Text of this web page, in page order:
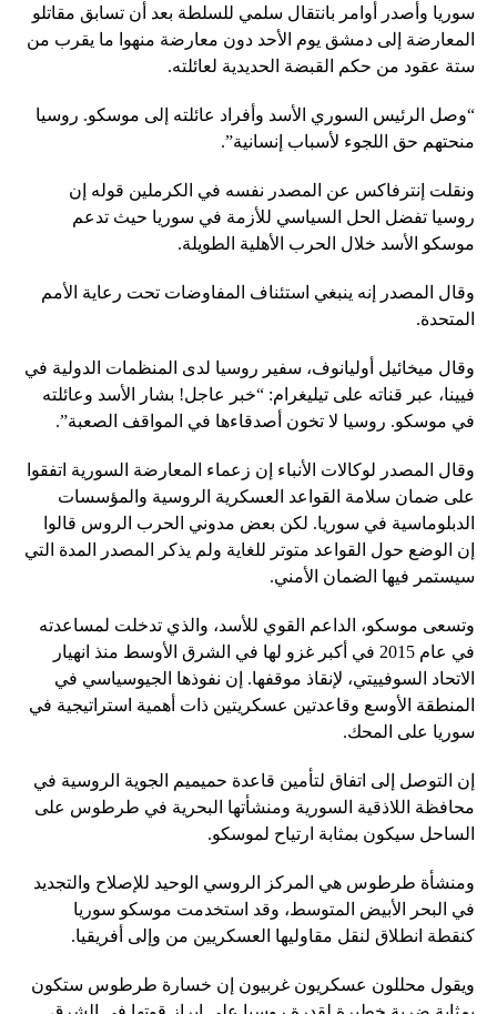
سوريا وأصدر أوامر بانتقال سلمي للسلطة بعد أن تسابق مقاتلو
المعارضة إلى دمشق يوم الأحد دون معارضة منهوا ما يقرب من
ستة عقود من حكم القبضة الحديدية لعائلته.
“وصل الرئيس السوري الأسد وأفراد عائلته إلى موسكو. روسيا
منحتهم حق اللجوء لأسباب إنسانية”.
ونقلت إنترفاكس عن المصدر نفسه في الكرملين قوله إن
روسيا تفضل الحل السياسي للأزمة في سوريا حيث تدعم
موسكو الأسد خلال الحرب الأهلية الطويلة.
وقال المصدر إنه ينبغي استئناف المفاوضات تحت رعاية الأمم
المتحدة.
وقال ميخائيل أوليانوف، سفير روسيا لدى المنظمات الدولية في
فيينا، عبر قناته على تيليغرام: “خبر عاجل! بشار الأسد وعائلته
في موسكو. روسيا لا تخون أصدقاءها في المواقف الصعبة”.
وقال المصدر لوكالات الأنباء إن زعماء المعارضة السورية اتفقوا
على ضمان سلامة القواعد العسكرية الروسية والمؤسسات
الدبلوماسية في سوريا. لكن بعض مدوني الحرب الروس قالوا
إن الوضع حول القواعد متوتر للغاية ولم يذكر المصدر المدة التي
سيستمر فيها الضمان الأمني.
وتسعى موسكو، الداعم القوي للأسد، والذي تدخلت لمساعدته
في عام 2015 في أكبر غزو لها في الشرق الأوسط منذ انهيار
الاتحاد السوفييتي، لإنقاذ موقفها. إن نفوذها الجيوسياسي في
المنطقة الأوسع وقاعدتين عسكريتين ذات أهمية استراتيجية في
سوريا على المحك.
إن التوصل إلى اتفاق لتأمين قاعدة حميميم الجوية الروسية في
محافظة اللاذقية السورية ومنشأتها البحرية في طرطوس على
الساحل سيكون بمثابة ارتياح لموسكو.
ومنشأة طرطوس هي المركز الروسي الوحيد للإصلاح والتجديد
في البحر الأبيض المتوسط، وقد استخدمت موسكو سوريا
كنقطة انطلاق لنقل مقاوليها العسكريين من وإلى أفريقيا.
ويقول محللون عسكريون غربيون إن خسارة طرطوس ستكون